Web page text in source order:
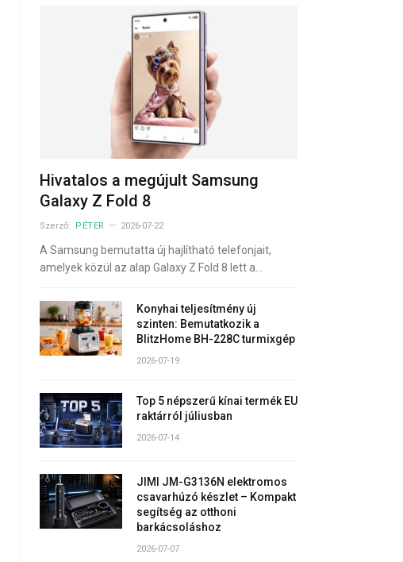
Hivatalos a megújult Samsung
Galaxy Z Fold 8
Szerző: PÉTER 2026-07-22
A Samsung bemutatta új hajlítható telefonjait,
amelyek közül az alap Galaxy Z Fold 8 lett a…
Konyhai teljesítmény új
szinten: Bemutatkozik a
BlitzHome BH-228C turmixgép
2026-07-19
Top 5 népszerű kínai termék EU
raktárról júliusban
2026-07-14
JIMI JM-G3136N elektromos
csavarhúzó készlet – Kompakt
segítség az otthoni
barkácsoláshoz
2026-07-07